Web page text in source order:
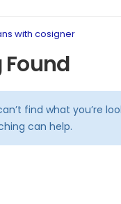
with cosigner
find what you’re
can help.